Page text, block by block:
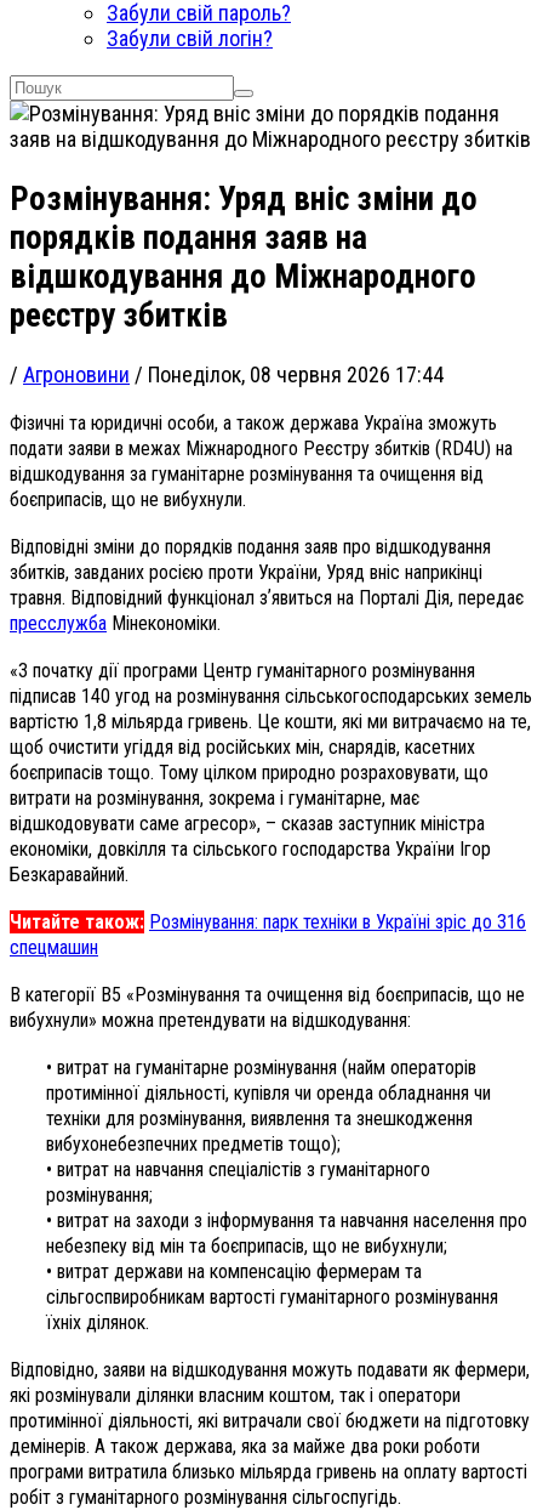
Забули свій пароль?
Забули свій логін?
Розмінування: Уряд вніс зміни до
порядків подання заяв на
відшкодування до Міжнародного
реєстру збитків
/ Агроновини / Понеділок, 08 червня 2026 17:44
Фізичні та юридичні особи, а також держава Україна зможуть
подати заяви в межах Міжнародного Реєстру збитків (RD4U) на
відшкодування за гуманітарне розмінування та очищення від
боєприпасів, що не вибухнули.
Відповідні зміни до порядків подання заяв про відшкодування
збитків, завданих росією проти України, Уряд вніс наприкінці
травня. Відповідний функціонал зʼявиться на Порталі Дія, передає
пресслужба Мінекономіки.
«З початку дії програми Центр гуманітарного розмінування
підписав 140 угод на розмінування сільськогосподарських земель
вартістю 1,8 мільярда гривень. Це кошти, які ми витрачаємо на те,
щоб очистити угіддя від російських мін, снарядів, касетних
боєприпасів тощо. Тому цілком природно розраховувати, що
витрати на розмінування, зокрема і гуманітарне, має
відшкодовувати саме агресор», – сказав заступник міністра
економіки, довкілля та сільського господарства України Ігор
Безкаравайний.
Читайте також: Розмінування: парк техніки в Україні зріс до 316
спецмашин
В категорії В5 «Розмінування та очищення від боєприпасів, що не
вибухнули» можна претендувати на відшкодування:
• витрат на гуманітарне розмінування (найм операторів
протимінної діяльності, купівля чи оренда обладнання чи
техніки для розмінування, виявлення та знешкодження
вибухонебезпечних предметів тощо);
• витрат на навчання спеціалістів з гуманітарного
розмінування;
• витрат на заходи з інформування та навчання населення про
небезпеку від мін та боєприпасів, що не вибухнули;
• витрат держави на компенсацію фермерам та
сільгоспвиробникам вартості гуманітарного розмінування
їхніх ділянок.
Відповідно, заяви на відшкодування можуть подавати як фермери,
які розмінували ділянки власним коштом, так і оператори
протимінної діяльності, які витрачали свої бюджети на підготовку
демінерів. А також держава, яка за майже два роки роботи
програми витратила близько мільярда гривень на оплату вартості
робіт з гуманітарного розмінування сільгоспугідь.